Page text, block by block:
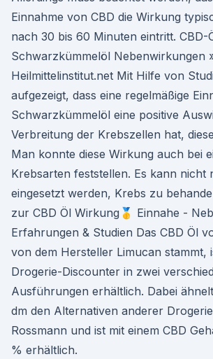
Einnahme von CBD die Wirkung
nach 30 bis 60 Minuten eintritt. CBD-
Schwarzkümmelöl Nebenwirkungen
Heilmittelinstitut.net Mit Hilfe von
aufgezeigt, dass eine regelmäßige
Schwarzkümmelöl eine positive
Verbreitung der Krebszellen hat,
Man konnte diese Wirkung auch bei
Krebsarten feststellen. Es kann nicht
eingesetzt werden, Krebs zu
zur CBD Öl Wirkung🥇 Einnahe -
Erfahrungen & Studien Das CBD Öl
von dem Hersteller Limucan stammt,
Drogerie-Discounter in zwei
Ausführungen erhältlich. Dabei
dm den Alternativen anderer
Rossmann und ist mit einem CBD
% erhältlich.